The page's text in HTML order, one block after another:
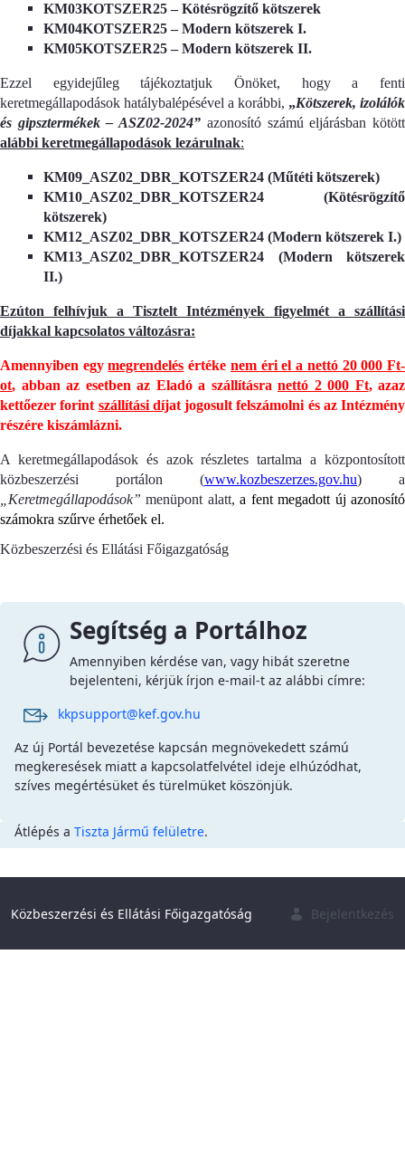
KM03KOTSZER25 – Kötésrögzítő kötszerek
KM04KOTSZER25 – Modern kötszerek I.
KM05KOTSZER25 – Modern kötszerek II.
Ezzel egyidejűleg tájékoztatjuk Önöket, hogy a fenti
keretmegállapodások hatálybalépésével a korábbi, „Kötszerek, izolálók
és gipsztermékek – ASZ02-2024” azonosító számú eljárásban kötött
alábbi keretmegállapodások lezárulnak:
KM09_ASZ02_DBR_KOTSZER24 (Műtéti kötszerek)
KM10_ASZ02_DBR_KOTSZER24 (Kötésrögzítő
kötszerek)
KM12_ASZ02_DBR_KOTSZER24 (Modern kötszerek I.)
KM13_ASZ02_DBR_KOTSZER24 (Modern kötszerek
II.)
Ezúton felhívjuk a Tisztelt Intézmények figyelmét a szállítási
díjakkal kapcsolatos változásra:
Amennyiben egymegrendelés értéke nem éri el a nettó 20 000 Ft-
ot, abban az esetben az Eladó a szállításra nettó 2 000 Ft, azaz
kettőezer forint szállítási díjat jogosult felszámolni és az Intézmény
részére kiszámlázni.
A keretmegállapodások és azok részletes tartalma a központosított
közbeszerzési portálon (www.kozbeszerzes.gov.hu) a
„Keretmegállapodások” menüpont alatt,a fent megadott új azonosító
számokra szűrve érhetőek el.
Közbeszerzési és Ellátási Főigazgatóság
Segítség a Portálhoz
Amennyiben kérdése van, vagy hibát szeretne
bejelenteni, kérjük írjon e-mail-t az alábbi címre:
kkpsupport@kef.gov.hu
Az új Portál bevezetése kapcsán megnövekedett számú
megkeresések miatt a kapcsolatfelvétel ideje elhúzódhat,
szíves megértésüket és türelmüket köszönjük.
Átlépés a Tiszta Jármű felületre.
Közbeszerzési és Ellátási Főigazgatóság Bejelentkezés